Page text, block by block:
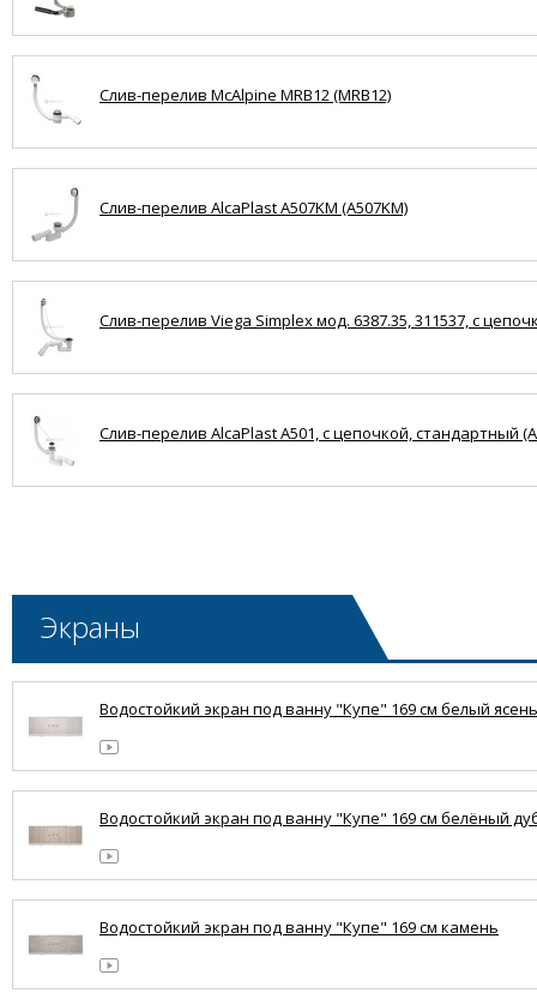
Слив-перелив McAlpine MRB12 (MRB12)
Слив-перелив AlcaPlast A507KM (A507KM)
Слив-перелив Viega Simplex мод. 6387.35, 311537, с
Слив-перелив AlcaPlast A501, с цепочкой, стандартный
Экраны
Водостойкий экран под ванну "Купе" 169 см белый ясень
Водостойкий экран под ванну "Купе" 169 см белёный
Водостойкий экран под ванну "Купе" 169 см камень